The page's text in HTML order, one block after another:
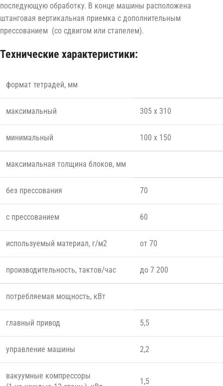
последующую обработку. В конце машины расположена
штанговая вертикальная приемка с дополнительным
прессованием (со сдвигом или стапелем).
Технические характеристики:
формат тетрадей, мм
максимальный 305 x 310
минимальный 100 x 150
максимальная толщина блоков, мм
без прессования 70
с прессованием 60
используемый материал, г/м2 от 70
производительность, тактов/час до 7 200
потребляемая мощность, кВт
главный привод 5,5
управление машины 2,2
вакуумные компрессоры
1,5